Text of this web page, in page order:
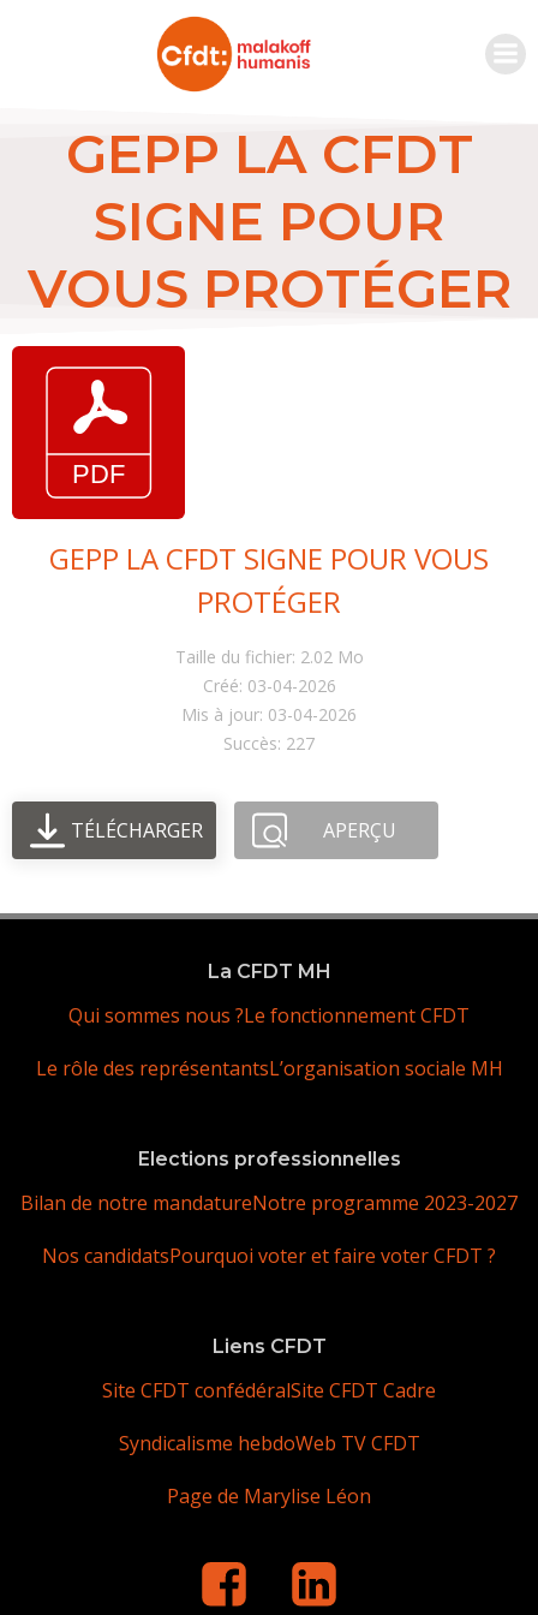
GEPP LA CFDT
SIGNE POUR
VOUS PROTÉGER
GEPP LA CFDT SIGNE POUR VOUS
PROTÉGER
Taille du fichier: 2.02 Mo
Créé: 03-04-2026
Mis à jour: 03-04-2026
Succès: 227
TÉLÉCHARGER APERÇU
La CFDT MH
Qui sommes nous ?Le fonctionnement CFDT
Le rôle des représentantsL’organisation sociale MH
Elections professionnelles
Bilan de notre mandatureNotre programme 2023-2027
Nos candidatsPourquoi voter et faire voter CFDT ?
Liens CFDT
Site CFDT confédéralSite CFDT Cadre
Syndicalisme hebdoWeb TV CFDT
Page de Marylise Léon